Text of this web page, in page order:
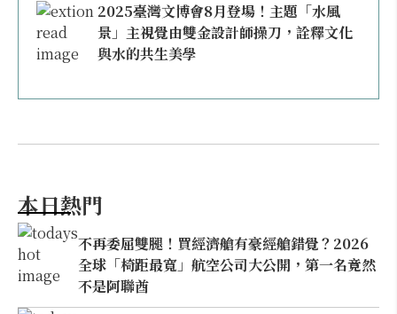
2025臺灣文博會8月登場！主題「水風
景」主視覺由雙金設計師操刀，詮釋文化
與水的共生美學
本日熱門
不再委屈雙腿！買經濟艙有豪經艙錯覺？2026
全球「椅距最寬」航空公司大公開，第一名竟然
不是阿聯酋